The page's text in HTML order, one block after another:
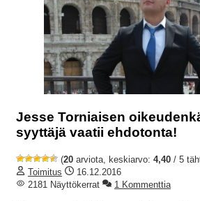
Jesse Torniaisen
syyttäjä vaatii ehdotonta!
(20 arviota, keskiarvo: 4,40 / 5
Toimitus
16.12.2016
2181 Näyttökerrat
1 Kommenttia